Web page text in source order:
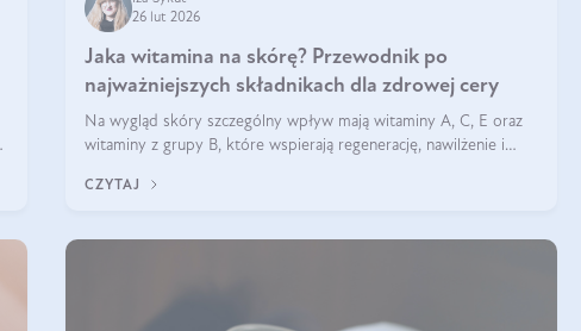
26 lut 2026
Jaka witamina na skórę? Przewodnik po
najważniejszych składnikach dla zdrowej cery
Na wygląd skóry szczególny wpływ mają witaminy A, C, E oraz
witaminy z grupy B, które wspierają regenerację, nawilżenie i
CZYTAJ